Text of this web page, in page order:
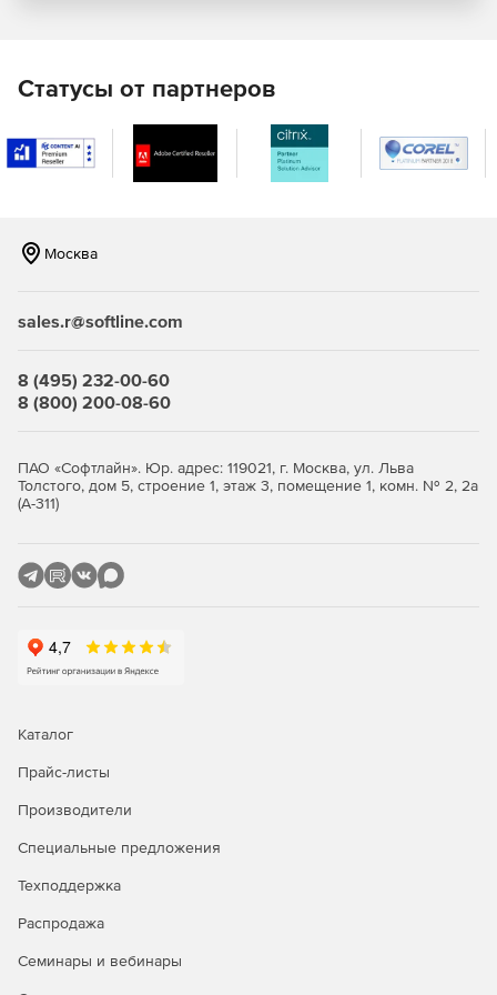
Локальный и удаленный доступ
Коммуникация через Microsoft Outlook при
одновременном доступе к функциям совместной
навигации, опции drag-and-drop, папок, фильтров,
Использование интерфейса WebMail для мобильных
почты и т. д.
календарям через WebMail.
Синхронизация электронной почты, контактов,
календарей и задач за счет поддержки Exchange
Получение мгновенного доступа к релевантным
календарям через устройства BlackBerry и клиентов
Почтовый сервер Axigen гарантирует защищенный
Статусы от партнеров
Москва
sales.r@softline.com
8 (495) 232-00-60
8 (800) 200-08-60
ПАО «Софтлайн». Юр. адрес: 119021, г. Москва, ул. Льва
Толстого, дом 5, строение 1, этаж 3, помещение 1, комн. № 2, 2а
(А-311)
Каталог
Прайс-листы
Производители
Специальные предложения
Техподдержка
Распродажа
Семинары и вебинары